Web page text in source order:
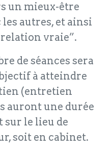
un mieux-être
autres, et ainsi
vraie”.
de séances sera
à atteindre
(entretien
auront une durée
sur le lieu de
soit en cabinet.